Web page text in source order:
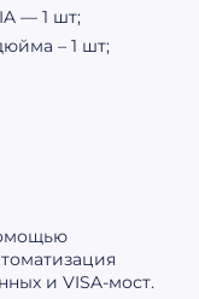
— 1 шт;
– 1 шт;
и VISA-мост.